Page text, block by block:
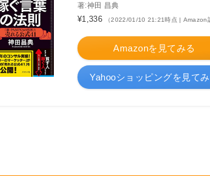
著:神田 昌典
¥1,336 （2022/01/10 21:21時点 | Amazon
Amazonを見てみる
Yahooショッピングを見て